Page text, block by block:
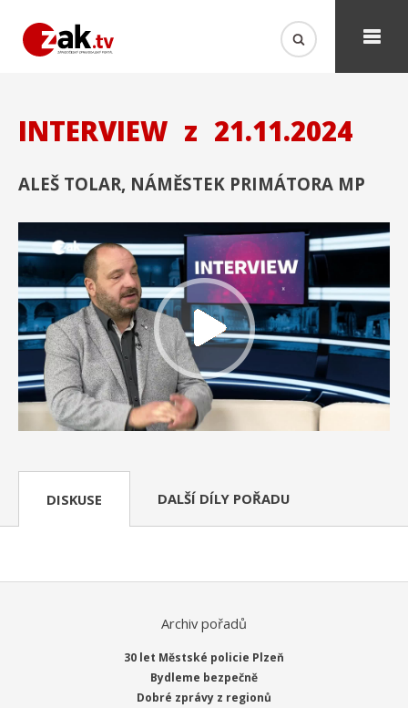
INTERVIEW z 21.11.2024
ALEŠ TOLAR, NÁMĚSTEK PRIMÁTORA MP
DISKUSE DALŠÍ DÍLY POŘADU
Archiv pořadů
30 let Městské policie Plzeň
Bydleme bezpečně
Dobré zprávy z regionů